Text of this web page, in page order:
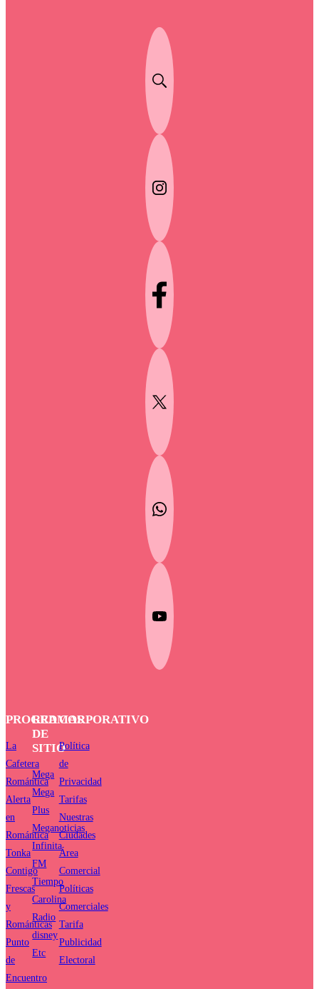
PROGRAMAS
La
Cafetera
Romántica
Alerta
en
Romántica
Tonka
Contigo
Frescas
y
Románticas
Punto
de
Encuentro
RED
DE
SITIO
Mega
Mega
Plus
Meganoticias
Infinita
FM
Tiempo
Carolina
Radio
disney
Etc
CORPORATIVO
Política
de
Privacidad
Tarifas
Nuestras
Ciudades
Área
Comercial
Políticas
Comerciales
Tarifa
Publicidad
Electoral